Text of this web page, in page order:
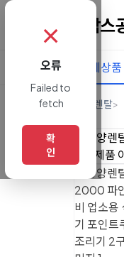
전체상품
렌탈
✗
오류
Failed to
fetch
확
인